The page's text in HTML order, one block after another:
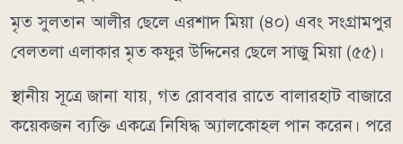
মৃত সুলতান আলীর ছেলে এরশাদ মিয়া (৪০) এবং সংগ্রামপুর
বেলতলা এলাকার মৃত কফুর উদ্দিনের ছেলে সাজু মিয়া (৫৫)।
স্থানীয় সূত্রে জানা যায়, গত রোববার রাতে বালারহাট বাজারে
কয়েকজন ব্যক্তি একত্রে নিষিদ্ধ অ্যালকোহল পান করেন। পরে